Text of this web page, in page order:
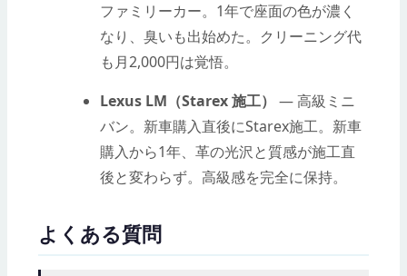
ファミリーカー。1年で座面の色が濃く
なり、臭いも出始めた。クリーニング代
も月2,000円は覚悟。
Lexus LM（Starex 施工） — 高級ミニ
バン。新車購入直後にStarex施工。新車
購入から1年、革の光沢と質感が施工直
後と変わらず。高級感を完全に保持。
よくある質問